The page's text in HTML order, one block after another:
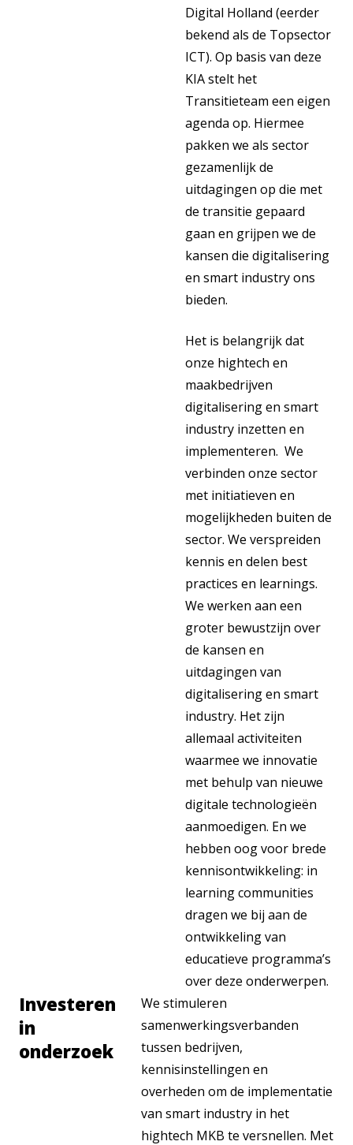
Digital Holland (eerder
bekend als de Topsector
ICT). Op basis van deze
KIA stelt het
Transitieteam een eigen
agenda op. Hiermee
pakken we als sector
gezamenlijk de
uitdagingen op die met
de transitie gepaard
gaan en grijpen we de
kansen die digitalisering
en smart industry ons
bieden.
Het is belangrijk dat
onze hightech en
maakbedrijven
digitalisering en smart
industry inzetten en
implementeren. We
verbinden onze sector
met initiatieven en
mogelijkheden buiten de
sector. We verspreiden
kennis en delen best
practices en learnings.
We werken aan een
groter bewustzijn over
de kansen en
uitdagingen van
digitalisering en smart
industry. Het zijn
allemaal activiteiten
waarmee we innovatie
met behulp van nieuwe
digitale technologieën
aanmoedigen. En we
hebben oog voor brede
kennisontwikkeling: in
learning communities
dragen we bij aan de
ontwikkeling van
educatieve programma’s
over deze onderwerpen.
Investeren
in
onderzoek
We stimuleren
samenwerkingsverbanden
tussen bedrijven,
kennisinstellingen en
overheden om de implementatie
van smart industry in het
hightech MKB te versnellen. Met